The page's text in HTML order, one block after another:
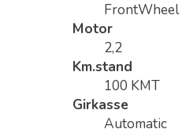
FrontWheel
Motor
2,2
Km.stand
100 KMT
Girkasse
Automatic